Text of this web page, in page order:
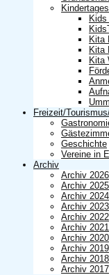
Kita
Kita
Kita
Freizeit/
Geschichte
Vereine in
Archiv
Archiv 2026
Archiv 2025
Archiv 2024
Archiv 2023
Archiv 2022
Archiv 2021
Archiv 2020
Archiv 2019
Archiv 2018
Archiv 2017